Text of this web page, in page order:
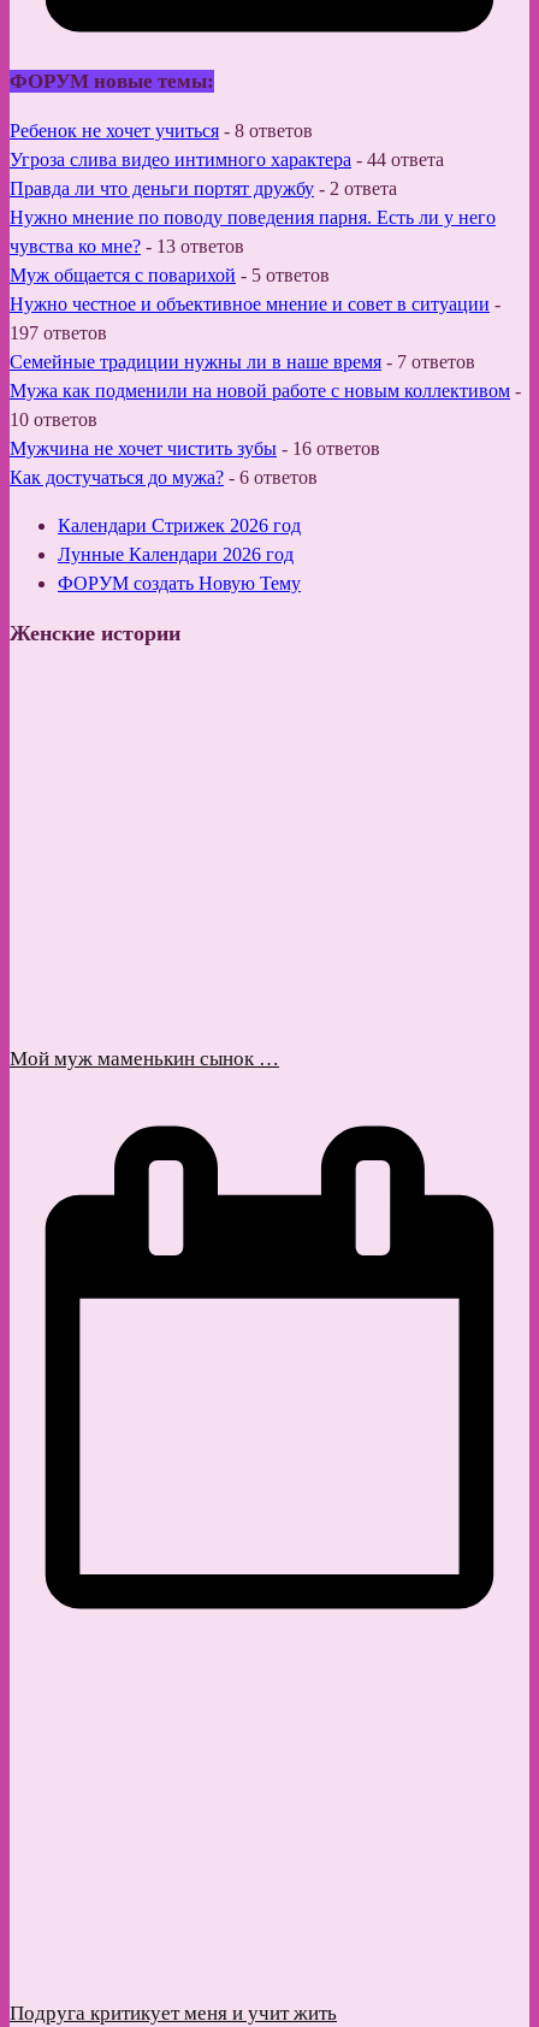
ФОРУМ новые темы:
Ребенок не хочет учиться - 8 ответов
Угроза слива видео интимного характера - 44 ответа
Правда ли что деньги портят дружбу - 2 ответа
Нужно мнение по поводу поведения парня. Есть ли у него
чувства ко мне? - 13 ответов
Муж общается с поварихой - 5 ответов
Нужно честное и объективное мнение и совет в ситуации -
197 ответов
Семейные традиции нужны ли в наше время - 7 ответов
Мужа как подменили на новой работе с новым коллективом -
10 ответов
Мужчина не хочет чистить зубы - 16 ответов
Как достучаться до мужа? - 6 ответов
Календари Стрижек 2026 год
Лунные Календари 2026 год
ФОРУМ создать Новую Тему
Женские истории
Мой муж маменькин сынок …
Подруга критикует меня и учит жить